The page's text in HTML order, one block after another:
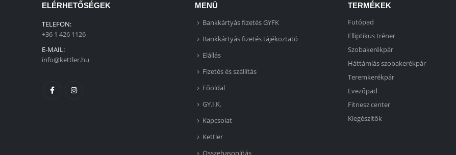
ELÉRHETŐSÉGEK
TELEFON:
+36 1 426 1126
E-MAIL:
info@kettler.hu
MENÜ
Bankkártyás fizetés GYFK
Bankkártyás fizetés tájékoztató
Elállás
Fizetés és szállítás
Főoldal
GY.I.K.
Kapcsolat
Kettler
Összehasonlítás
TERMÉKEK
Futópad
Elliptikus tréner
Szobakerékpár
Háttámlás szobakerékpár
Teremkerékpár
Evezőpad
Fitnesz center
Kiegészítők